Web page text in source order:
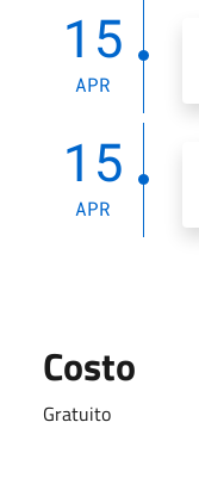
15
APR
15
APR
Costo
Gratuito